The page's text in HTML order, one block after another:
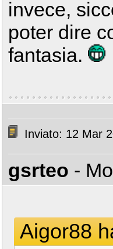
invece,
poter dire
fantasia.
Inviato: 12 Mar
gsrteo -
Aigor88